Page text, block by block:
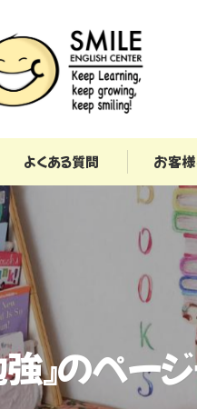
よくある質問 お客
』のペー